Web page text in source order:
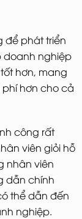
để phát triển
doanh nghiệp
hơn, mang
phí hơn cho cả
công rất
viên giỏi hỗ
nhân viên
dẫn chính
thể dẫn đến
nghiệp.